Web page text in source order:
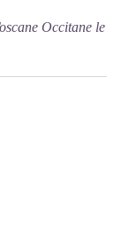
Occitane le